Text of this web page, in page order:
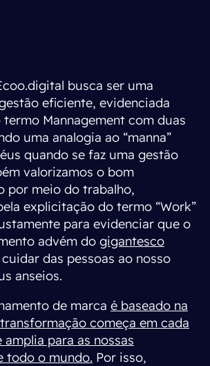
busca ser uma
eficiente, evidenciada
Mannagement com duas
uma analogia ao “manna”
quando se faz uma gestão
valorizamos o bom
por meio do trabalho,
explicitação do termo “Work”
para evidenciar que o
advém do gigantesco
das pessoas ao nosso
anseios.
de marca é baseado na
começa em cada
amplia para as nossas
todo o mundo. Por isso,